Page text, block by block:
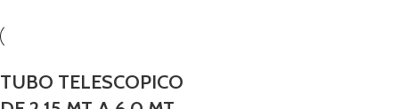
TUBO TELESCOPICO